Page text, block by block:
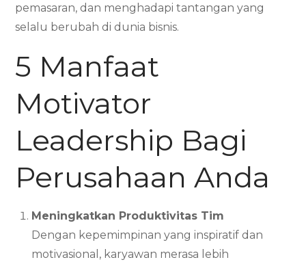
pemasaran, dan menghadapi tantangan yang
selalu berubah di dunia bisnis.
5 Manfaat
Motivator
Leadership Bagi
Perusahaan Anda
Meningkatkan Produktivitas Tim
Dengan kepemimpinan yang inspiratif dan
motivasional, karyawan merasa lebih